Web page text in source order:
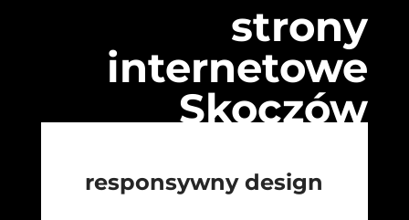
strony
internetowe
Skoczów
responsywny design